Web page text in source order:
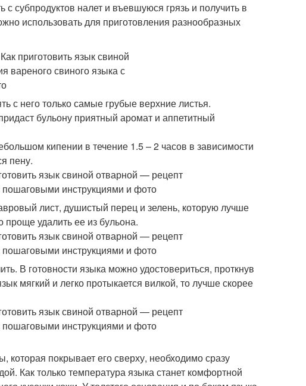
субпродуктов налет и въевшуюся грязь и получить в
использовать для приготовления разнообразных
с него только самые грубые верхние листья.
бульону приятный аромат и аппетитный
кипении в течение 1.5 – 2 часов в зависимости
пену.
лист, душистый перец и зелень, которую лучше
проще удалить ее из бульона.
В готовности языка можно удостовериться, проткнув
мягкий и легко протыкается вилкой, то лучше скорее
которая покрывает его сверху, необходимо сразу
Как только температура языка станет комфортной